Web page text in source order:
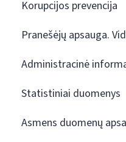
Korupcijos prevencija
Pranešėjų apsauga.
Administracinė
Statistiniai duomenys
Asmens duomenų